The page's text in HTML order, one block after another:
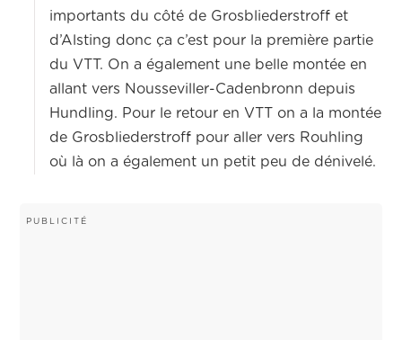
importants du côté de Grosbliederstroff et
d’Alsting donc ça c’est pour la première partie
du VTT. On a également une belle montée en
allant vers Nousseviller-Cadenbronn depuis
Hundling. Pour le retour en VTT on a la montée
de Grosbliederstroff pour aller vers Rouhling
où là on a également un petit peu de dénivelé.